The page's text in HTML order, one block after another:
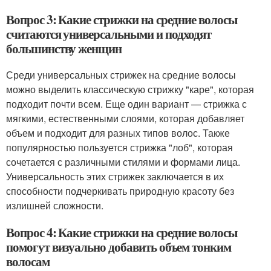
Вопрос 3: Какие стрижки на средние волосы
считаются универсальными и подходят
большинству женщин
Среди универсальных стрижек на средние волосы
можно выделить классическую стрижку "каре", которая
подходит почти всем. Еще один вариант — стрижка с
мягкими, естественными слоями, которая добавляет
объем и подходит для разных типов волос. Также
популярностью пользуется стрижка "лоб", которая
сочетается с различными стилями и формами лица.
Универсальность этих стрижек заключается в их
способности подчеркивать природную красоту без
излишней сложности.
Вопрос 4: Какие стрижки на средние волосы
помогут визуально добавить объем тонким
волосам